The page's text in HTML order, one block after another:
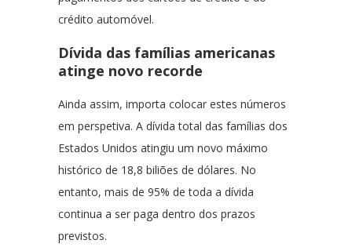
crédito automóvel.
Dívida das famílias americanas
atinge novo recorde
Ainda assim, importa colocar estes números
em perspetiva. A dívida total das famílias dos
Estados Unidos atingiu um novo máximo
histórico de 18,8 biliões de dólares. No
entanto, mais de 95% de toda a dívida
continua a ser paga dentro dos prazos
previstos.